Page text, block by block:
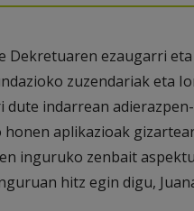
Dekretuaren ezaugarri
zuzendariak eta
dute indarrean
aplikazioak
inguruko zenbait
hitz egin digu,